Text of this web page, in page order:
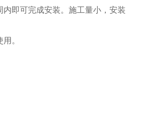
即可完成安装。施工量小，安装
。